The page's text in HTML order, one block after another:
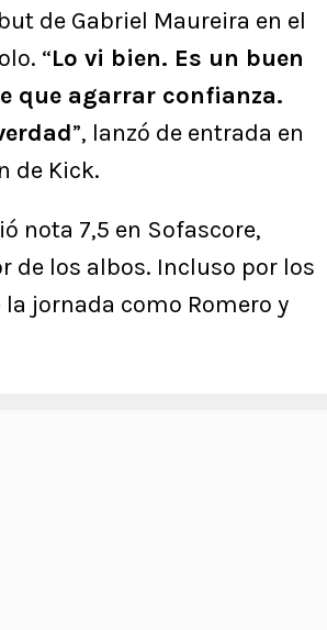
de Gabriel Maureira en el
“Lo vi bien. Es un buen
que agarrar confianza.
”, lanzó de entrada en
de Kick.
nota 7,5 en Sofascore,
de los albos. Incluso por los
jornada como Romero y